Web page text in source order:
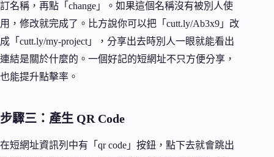
訂名稱，再點「change」。如果這個名稱沒有被別人使
用，修改就完成了。比方說你可以把「cutt.ly/Ab3x9」改
成「cutt.ly/my-project」，分享出去時別人一眼就能看出
連結是關於什麼的。一個好記的短網址不只方便分享，
也能提升點擊率。
步驟三：產生 QR Code
在短網址資訊列中有「qr code」按鈕，點下去就會跳出